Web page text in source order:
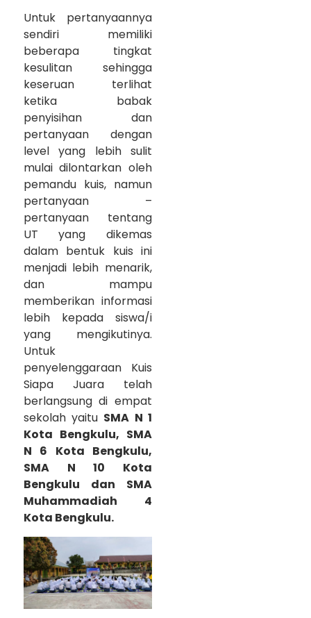
Untuk pertanyaannya
sendiri memiliki
beberapa tingkat
kesulitan sehingga
keseruan terlihat
ketika babak
penyisihan dan
pertanyaan dengan
level yang lebih sulit
mulai dilontarkan oleh
pemandu kuis, namun
pertanyaan –
pertanyaan tentang
UT yang dikemas
dalam bentuk kuis ini
menjadi lebih menarik,
dan mampu
memberikan informasi
lebih kepada siswa/i
yang mengikutinya.
Untuk
penyelenggaraan Kuis
Siapa Juara telah
berlangsung di empat
sekolah yaitu SMA N 1
Kota Bengkulu, SMA
N 6 Kota Bengkulu,
SMA N 10 Kota
Bengkulu dan SMA
Muhammadiah 4
Kota Bengkulu.